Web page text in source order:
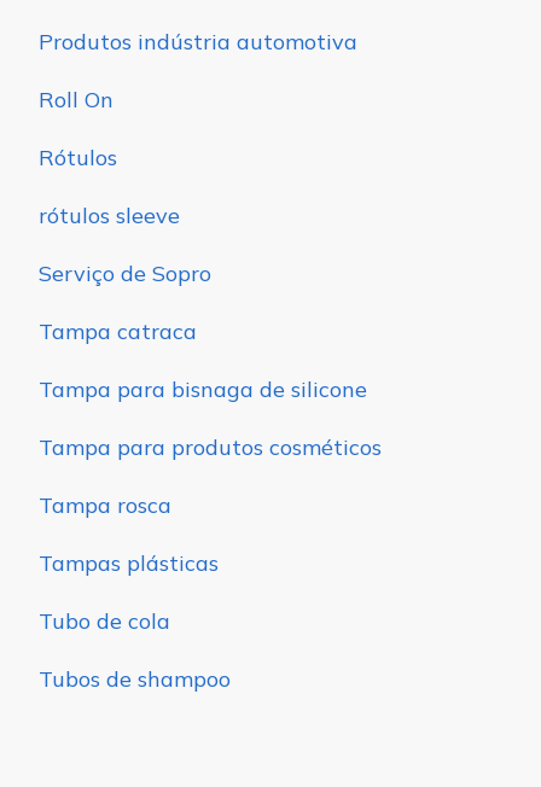
Produtos indústria automotiva
Roll On
Rótulos
rótulos sleeve
Serviço de Sopro
Tampa catraca
Tampa para bisnaga de silicone
Tampa para produtos cosméticos
Tampa rosca
Tampas plásticas
Tubo de cola
Tubos de shampoo